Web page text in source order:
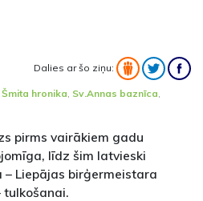
Dalies ar šo ziņu:
Šmita hronika Sv.Annas baznīca
pirms vairākiem gadu
līdz šim latvieski
Liepājas birģermeistara
tulkošanai.